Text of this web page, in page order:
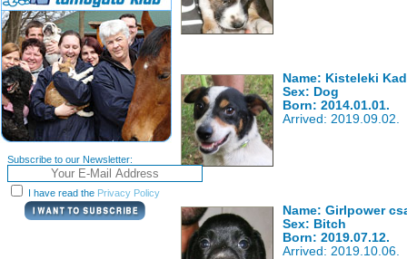
Subscribe to our Newsletter:
I have read the Privacy Policy
Name: Kisteleki
Sex: Dog
Born: 2014.01.01.
Arrived: 2019.09.02.
Name: Girlpower
Sex: Bitch
Born: 2019.07.12.
Arrived: 2019.10.06.